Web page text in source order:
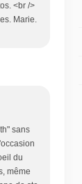
<br />
Marie.
sans
du
même